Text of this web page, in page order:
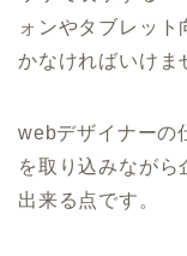
ォンやタブレッ
かなければいけま
webデザイナーの
を取り込みなが
出来る点です。